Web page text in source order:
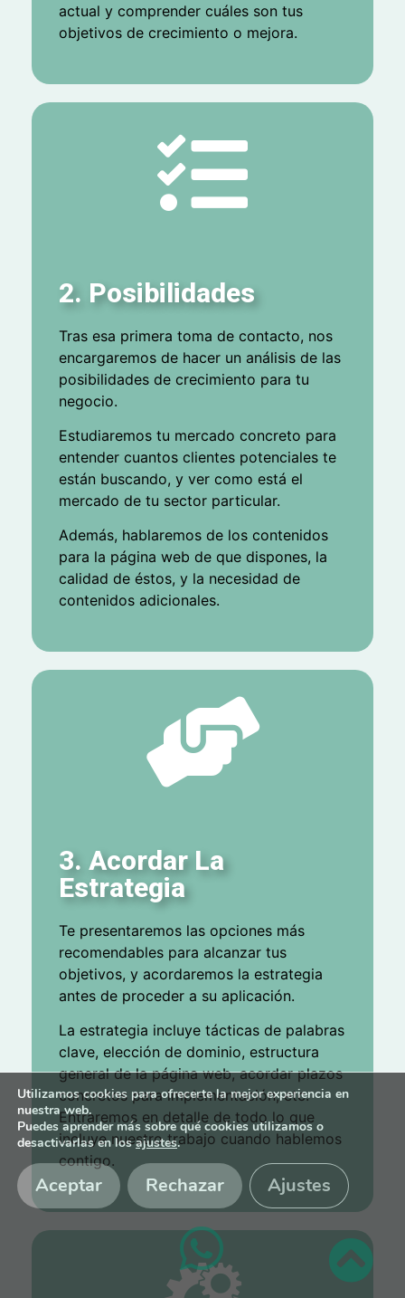
actual y comprender cuáles son tus
objetivos de crecimiento o mejora.
2. Posibilidades
Tras esa primera toma de contacto, nos
encargaremos de hacer un análisis de las
posibilidades de crecimiento para tu
negocio.
Estudiaremos tu mercado concreto para
entender cuantos clientes potenciales te
están buscando, y ver como está el
mercado de tu sector particular.
Además, hablaremos de los contenidos
para la página web de que dispones, la
calidad de éstos, y la necesidad de
contenidos adicionales.
3. Acordar La
Estrategia
Te presentaremos las opciones más
recomendables para alcanzar tus
objetivos, y acordaremos la estrategia
antes de proceder a su aplicación.
La estrategia incluye tácticas de palabras
clave, elección de dominio, estructura
general de la página web, acordar plazos
concretos para implementación, etc.
Entraremos en detalle de todo lo que
incluye nuestro trabajo cuando hablemos
contigo.
Utilizamos cookies para ofrecerte la mejor experiencia en
nuestra web.
Puedes aprender más sobre qué cookies utilizamos o
desactivarlas en losajustes.
Aceptar Rechazar Ajustes